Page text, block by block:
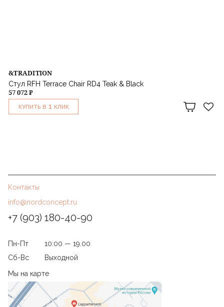
&TRADITION
Стул RFH Terrace Chair RD4 Teak & Black
57 072 ₽
КУПИТЬ В 1 КЛИК
Контакты
info@nordconcept.ru
+7 (903) 180-40-90
Пн-Пт
10:00 — 19.00
Сб-Вс
Выходной
Мы на карте